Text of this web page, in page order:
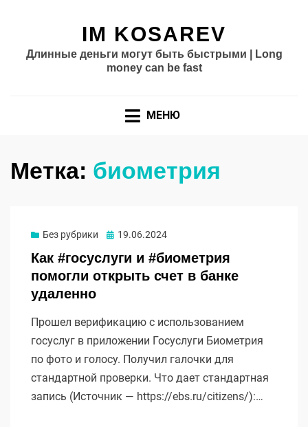
IM KOSAREV
Длинные деньги могут быть быстрыми | Long
money can be fast
МЕНЮ
Метка: биометрия
Без рубрики Опубликовано
19.06.2024
Как #госуслуги и #биометрия
помогли открыть счет в банке
удаленно
Прошел верификацию с использованием
госуслуг в приложении Госуслуги Биометрия
по фото и голосу. Получил галочки для
стандартной проверки. Что дает стандартная
запись (Источник — https://ebs.ru/citizens/):…